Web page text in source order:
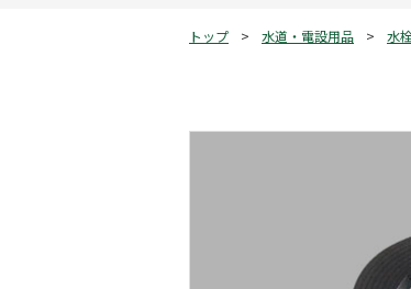
トップ > 水道・電設用品 > 水